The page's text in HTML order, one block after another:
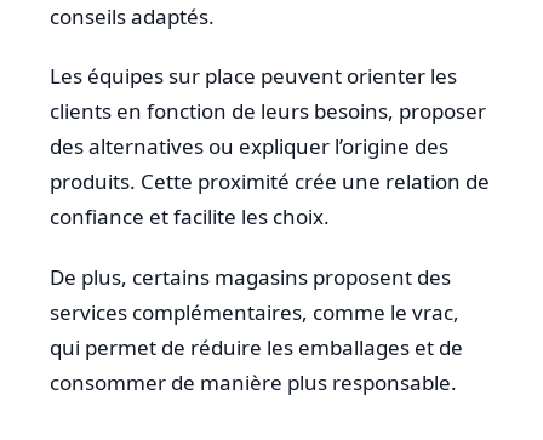
conseils adaptés.
Les équipes sur place peuvent orienter les
clients en fonction de leurs besoins, proposer
des alternatives ou expliquer l’origine des
produits. Cette proximité crée une relation de
confiance et facilite les choix.
De plus, certains magasins proposent des
services complémentaires, comme le vrac,
qui permet de réduire les emballages et de
consommer de manière plus responsable.